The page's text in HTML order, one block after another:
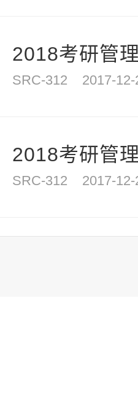
2018考研管
SRC-312 2017-12-
2018考研管
SRC-312 2017-12-